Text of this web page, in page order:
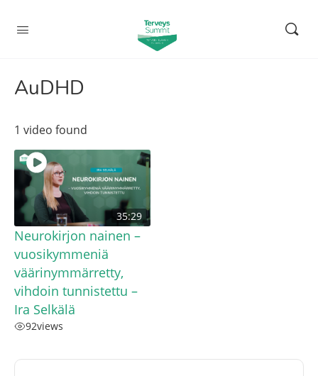
AuDHD
1 video found
35:29
Neurokirjon nainen –
vuosikymmeniä
väärinymmärretty,
vihdoin tunnistettu –
Ira Selkälä
92views